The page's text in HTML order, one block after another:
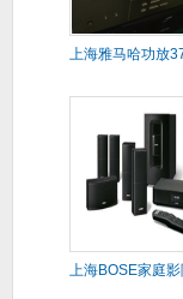
上海雅马哈功放
上海BOSE家庭